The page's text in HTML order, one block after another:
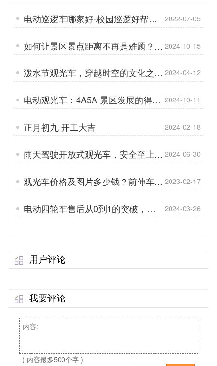
电动巡逻车哪家好-校园巡逻好帮手
「专菱」
2022-07-05
如何让景区景点距离不再是难题？电
动观光车有话要说「专菱」
2024-10-15
泼水节观光车，穿越时空的文化之旅
「专菱」
2024-04-12
电动观光车：4A5A 景区发展的得力
助手「专菱」
2024-10-11
正月初九 开工大吉 2024-02-18
雨天驾驶开放式观光车，安全至上
「专菱」
2024-06-30
观光车价格及图片多少钱？前伸车头
设计「专菱」
2023-02-17
电动四轮车售后从0到1的突破，需
要这样做「专菱」
2024-03-26
用户评论
我要评论
( 内容最多500个字 )